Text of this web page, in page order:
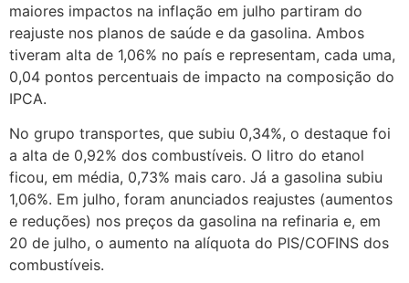
maiores impactos na inflação em julho partiram do
reajuste nos planos de saúde e da gasolina. Ambos
tiveram alta de 1,06% no país e representam, cada uma,
0,04 pontos percentuais de impacto na composição do
IPCA.
No grupo transportes, que subiu 0,34%, o destaque foi
a alta de 0,92% dos combustíveis. O litro do etanol
ficou, em média, 0,73% mais caro. Já a gasolina subiu
1,06%. Em julho, foram anunciados reajustes (aumentos
e reduções) nos preços da gasolina na refinaria e, em
20 de julho, o aumento na alíquota do PIS/COFINS dos
combustíveis.